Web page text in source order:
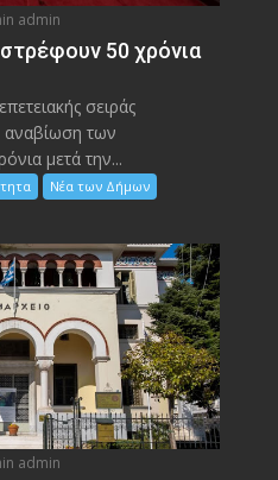
admin
50 χρόνια
σειράς
των
μετά την...
Νέα των Δήμων
admin